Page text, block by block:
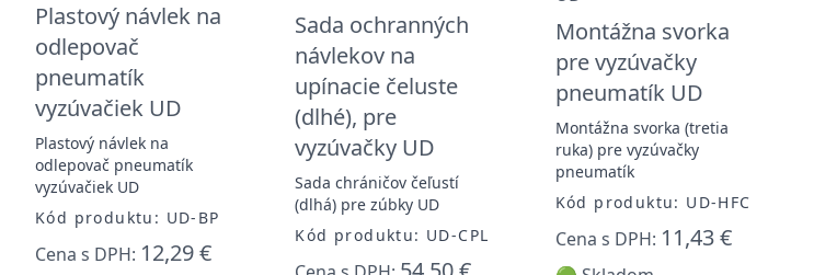
Plastový návlek na
odlepovač
pneumatík
vyzúvačiek UD
Plastový návlek na
odlepovač pneumatík
vyzúvačiek UD
Kód produktu: UD-BP
Cena s DPH: 12,29 €
Sada ochranných
návlekov na
upínacie čeluste
(dlhé), pre
vyzúvačky UD
Sada chráničov čeľustí
(dlhá) pre zúbky UD
Kód produktu: UD-CPL
Montážna svorka
pre vyzúvačky
pneumatík UD
Montážna svorka (tretia
ruka) pre vyzúvačky
pneumatík
Kód produktu: UD-HFC
Cena s DPH: 11,43 €